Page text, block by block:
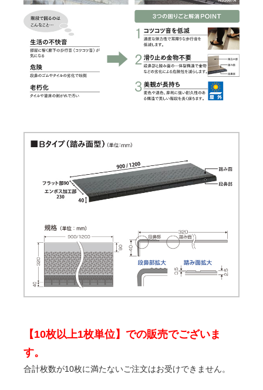
【10枚以上1枚単位】での販売でございま
す。
合計枚数が10枚に満たないご注文はお受けできません。